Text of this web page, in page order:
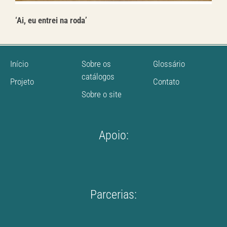
‘Ai, eu entrei na roda’
Início
Projeto
Sobre os
catálogos
Sobre o site
Glossário
Contato
Apoio:
Parcerias: